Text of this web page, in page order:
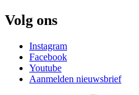
Volg ons
Instagram
Facebook
Youtube
Aanmelden nieuwsbrief